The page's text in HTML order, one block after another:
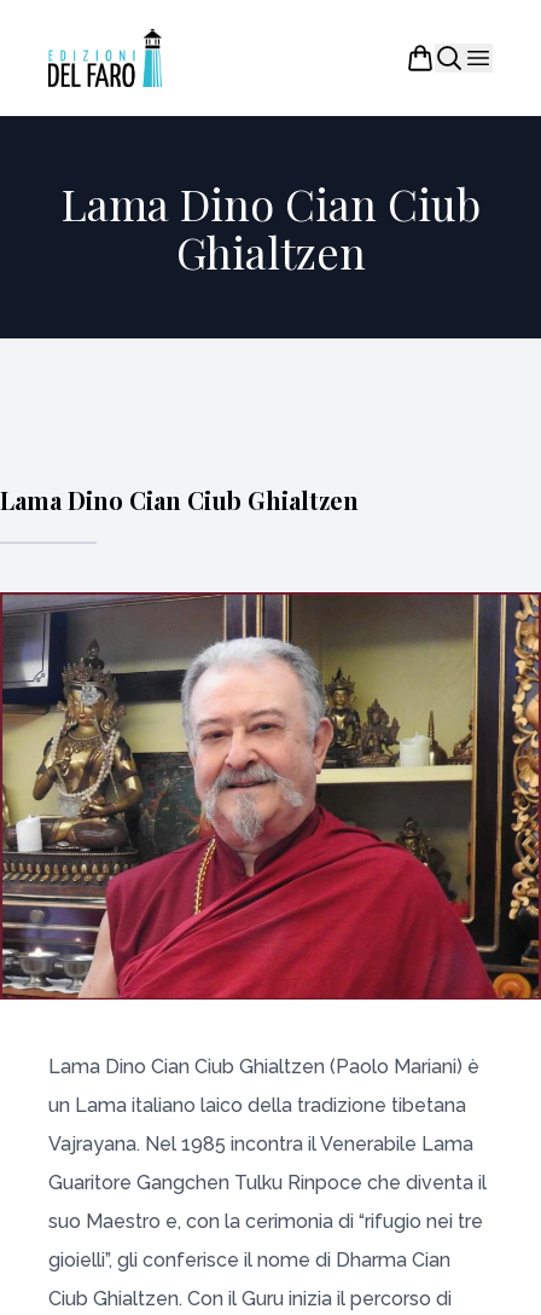
Lama Dino Cian Ciub
Ghialtzen
Lama Dino Cian Ciub Ghialtzen
Lama Dino Cian Ciub Ghialtzen (Paolo Mariani) è
un Lama italiano laico della tradizione tibetana
Vajrayana. Nel 1985 incontra il Venerabile Lama
Guaritore Gangchen Tulku Rinpoce che diventa il
suo Maestro e, con la cerimonia di “rifugio nei tre
gioielli”, gli conferisce il nome di Dharma Cian
Ciub Ghialtzen. Con il Guru inizia il percorso di